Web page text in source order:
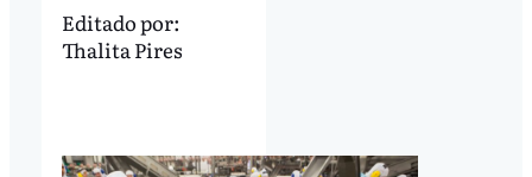
Editado por:
Thalita Pires